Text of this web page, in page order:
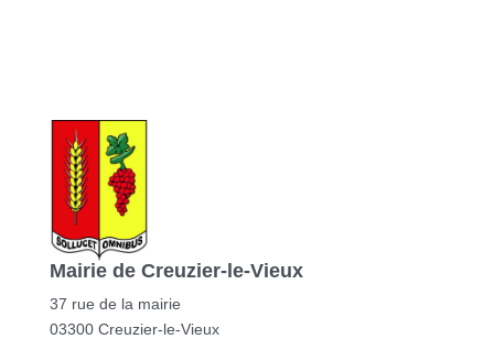
Mairie de Creuzier-le-Vieux
37 rue de la mairie
03300 Creuzier-le-Vieux